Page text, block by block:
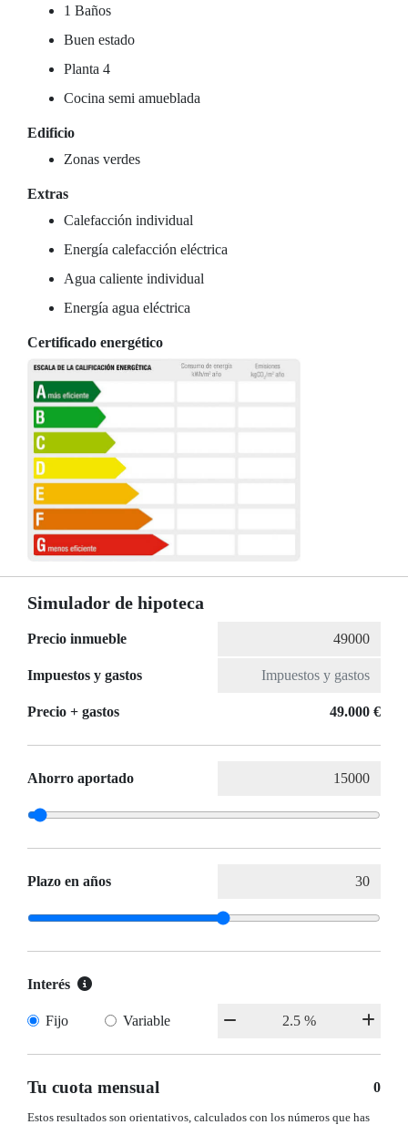
1 Baños
Buen estado
Planta 4
Cocina semi amueblada
Edificio
Zonas verdes
Extras
Calefacción individual
Energía calefacción eléctrica
Agua caliente individual
Energía agua eléctrica
Certificado energético
Simulador de hipoteca
Precio inmueble
Impuestos y gastos
Precio + gastos 49.000 €
Ahorro aportado
Plazo en años
Interés
Fijo Variable
Tu cuota mensual 0
Estos resultados son orientativos, calculados con los números que has